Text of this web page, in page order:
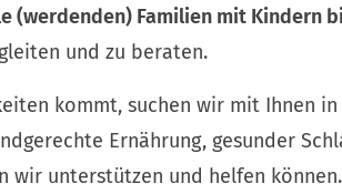
(werdenden) Familien mit Kindern
und zu beraten.
kommt, suchen wir mit Ihnen
Ernährung, gesunder
wir unterstützen und helfen